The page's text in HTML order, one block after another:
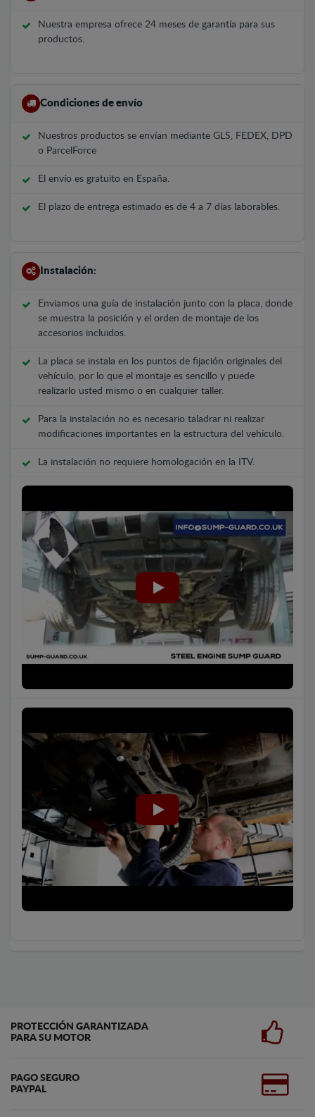
Nuestra empresa ofrece 24 meses de garantía para sus
productos.
Condiciones de envío
Nuestros productos se envían mediante GLS, FEDEX, DPD
o ParcelForce
El envío es gratuito en España.
El plazo de entrega estimado es de 4 a 7 días laborables.
Instalación:
Enviamos una guía de instalación junto con la placa, donde
se muestra la posición y el orden de montaje de los
accesorios incluidos.
La placa se instala en los puntos de fijación originales del
vehículo, por lo que el montaje es sencillo y puede
realizarlo usted mismo o en cualquier taller.
Para la instalación no es necesario taladrar ni realizar
modificaciones importantes en la estructura del vehículo.
La instalación no requiere homologación en la ITV.
PROTECCIÓN GARANTIZADA
PARA SU MOTOR
PAGO SEGURO
PAYPAL